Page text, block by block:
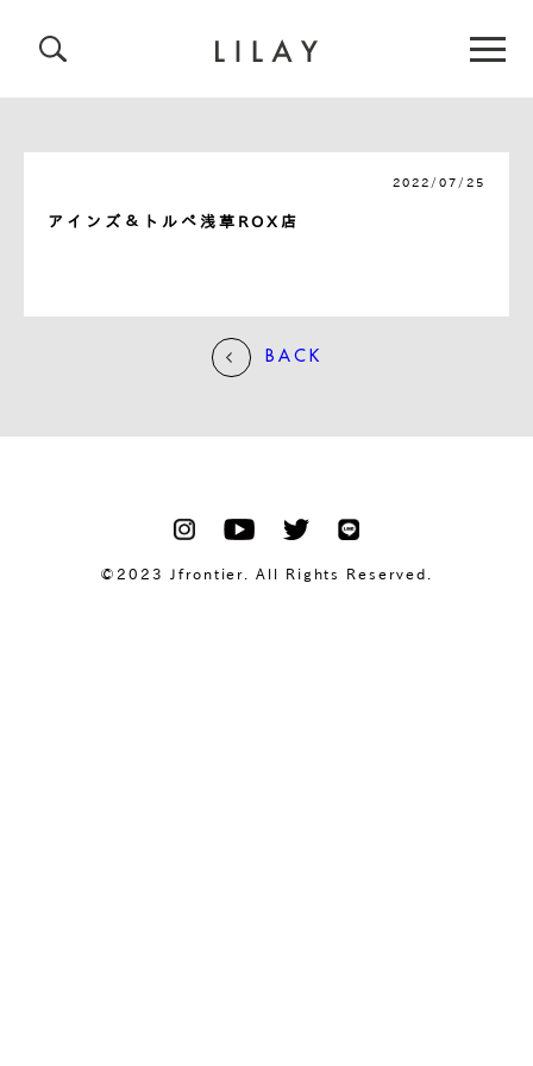
2022/07/25
アインズ＆トルペ浅草ROX店
BACK
©2023 Jfrontier. All Rights Reserved.